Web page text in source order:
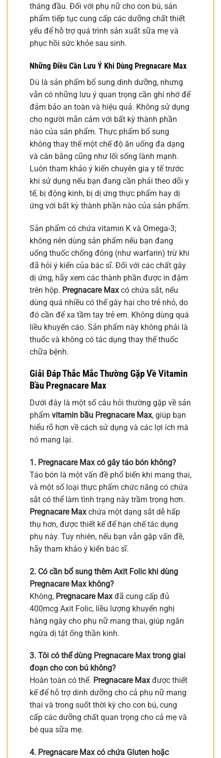
tháng đầu. Đối với phụ nữ cho con bú, sản
phẩm tiếp tục cung cấp các dưỡng chất thiết
yếu để hỗ trợ quá trình sản xuất sữa mẹ và
phục hồi sức khỏe sau sinh.
Những Điều Cần Lưu Ý Khi Dùng Pregnacare Max
Dù là sản phẩm bổ sung dinh dưỡng, nhưng
vẫn có những lưu ý quan trọng cần ghi nhớ để
đảm bảo an toàn và hiệu quả. Không sử dụng
cho người mẫn cảm với bất kỳ thành phần
nào của sản phẩm. Thực phẩm bổ sung
không thay thế một chế độ ăn uống đa dạng
và cân bằng cũng như lối sống lành mạnh.
Luôn tham khảo ý kiến chuyên gia y tế trước
khi sử dụng nếu bạn đang cần phải theo dõi y
tế, bị động kinh, bị dị ứng thực phẩm hay dị
ứng với bất kỳ thành phần nào của sản phẩm.
Sản phẩm có chứa vitamin K và Omega-3;
không nên dùng sản phẩm nếu bạn đang
uống thuốc chống đông (như warfarin) trừ khi
đã hỏi ý kiến của bác sĩ. Đối với các chất gây
dị ứng, hãy xem các thành phần được in đậm
trên hộp. Pregnacare Maxcó chứa sắt, nếu
dùng quá nhiều có thể gây hại cho trẻ nhỏ, do
đó cần để xa tầm tay trẻ em. Không dùng quá
liều khuyến cáo. Sản phẩm này không phải là
thuốc và không có tác dụng thay thế thuốc
chữa bệnh.
Giải Đáp Thắc Mắc Thường Gặp Về Vitamin
Bầu Pregnacare Max
Dưới đây là một số câu hỏi thường gặp về sản
phẩm vitamin bầu Pregnacare Max, giúp bạn
hiểu rõ hơn về cách sử dụng và các lợi ích mà
nó mang lại.
1. Pregnacare Max có gây táo bón không?
Táo bón là một vấn đề phổ biến khi mang thai,
và một số loại thực phẩm chức năng có chứa
sắt có thể làm tình trạng này trầm trọng hơn.
Pregnacare Maxchứa một dạng sắt dễ hấp
thụ hơn, được thiết kế để hạn chế tác dụng
phụ này. Tuy nhiên, nếu bạn vẫn gặp vấn đề,
hãy tham khảo ý kiến bác sĩ.
2. Có cần bổ sung thêm Axit Folic khi dùng
Pregnacare Max không?
Không, Pregnacare Maxđã cung cấp đủ
400mcg Axit Folic, liều lượng khuyến nghị
hàng ngày cho phụ nữ mang thai, giúp ngăn
ngừa dị tật ống thần kinh.
3. Tôi có thể dùng Pregnacare Max trong giai
đoạn cho con bú không?
Hoàn toàn có thể. Pregnacare Maxđược thiết
kế để hỗ trợ dinh dưỡng cho cả phụ nữ mang
thai và trong suốt thời kỳ cho con bú, cung
cấp các dưỡng chất quan trọng cho cả mẹ và
bé qua sữa mẹ.
4. Pregnacare Max có chứa Gluten hoặc